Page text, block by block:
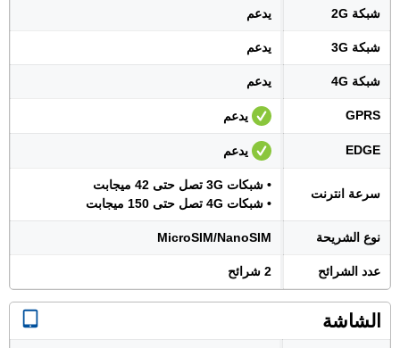
شبكة 2G يدعم
شبكة 3G يدعم
شبكة 4G يدعم
GPRS يدعم
EDGE يدعم
سرعة انترنت
• شبكات 3G تصل حتى 42 ميجابت
• شبكات 4G تصل حتى 150 ميجابت
نوع الشريحة MicroSIM/NanoSIM
عدد الشرائح 2 شرائح
الشاشة